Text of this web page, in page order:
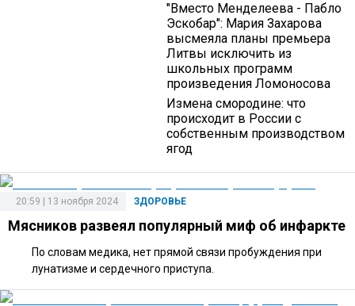
"Вместо Менделеева - Пабло
Эскобар": Мария Захарова
высмеяла планы премьера
Литвы исключить из
школьных программ
произведения Ломоносова
Измена смородине: что
происходит в России с
собственным производством
ягод
ЗДОРОВЬЕ
20:59 | 13 ноября 2024
Мясников развеял популярный миф об инфаркте
По словам медика, нет прямой связи пробуждения при
лунатизме и сердечного приступа.